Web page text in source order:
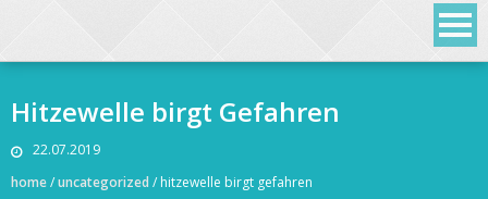
Hitzewelle birgt Gefahren
22.07.2019
home/uncategorized / hitzewelle birgt gefahren